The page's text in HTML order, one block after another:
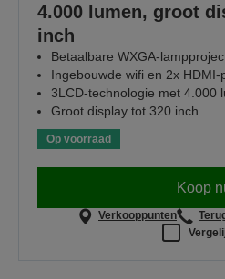
4.000 lumen, groot
inch
Betaalbare WXGA-
Ingebouwde wifi en 2x HDMI-
3LCD-technologie met 4.000
Groot display tot 320 inch
Op voorraad
Koop
Verkooppunten